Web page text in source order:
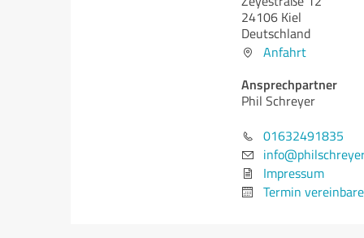
24106 Kiel
Deutschland
Anfahrt
Ansprechpartner
Phil Schreyer
01632491835
Impressum
Termin